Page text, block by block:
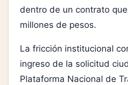
dentro de un contrato
millones de pesos.
La fricción institucional
ingreso de la solicitud
Plataforma Nacional de